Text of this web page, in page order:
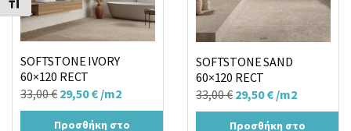
Εναλλαγή Μεγέθους Γραμμάτων
SOFTSTONE IVORY
60×120 RECT
33,00€ Original
price
29,50€Η
τρέχουσα
/m2
Προσθήκη στο
SOFTSTONE SAND
60×120 RECT
33,00€ Original
price
29,50€Η
τρέχουσα
/m2
Προσθήκη στο